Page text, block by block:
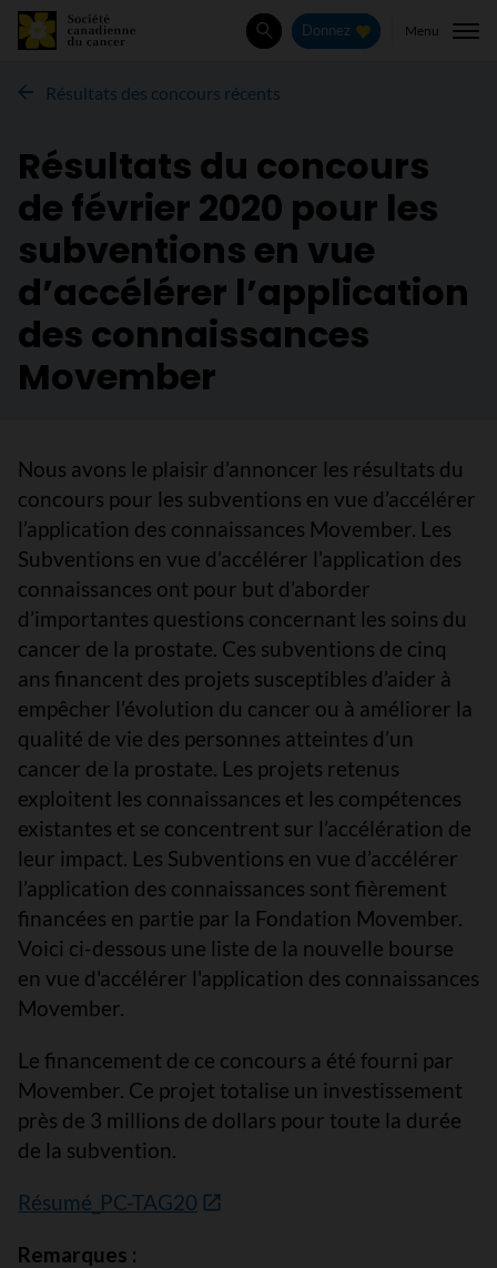
Rechercher
Donnez Menu
Résultats des concours récents
Résultats du concours
de février 2020 pour les
subventions en vue
d’accélérer l’application
des connaissances
Movember
Nous avons le plaisir d’annoncer les résultats du
concours pour les subventions en vue d’accélérer
l’application des connaissances Movember. Les
Subventions en vue d’accélérer l’application des
connaissances ont pour but d’aborder
d’importantes questions concernant les soins du
cancer de la prostate. Ces subventions de cinq
ans financent des projets susceptibles d’aider à
empêcher l’évolution du cancer ou à améliorer la
qualité de vie des personnes atteintes d’un
cancer de la prostate. Les projets retenus
exploitent les connaissances et les compétences
existantes et se concentrent sur l’accélération de
leur impact. Les Subventions en vue d’accélérer
l’application des connaissances sont fièrement
financées en partie par la Fondation Movember.
Voici ci-dessous une liste de la nouvelle bourse
en vue d'accélérer l'application des connaissances
Movember.
Le financement de ce concours a été fourni par
Movember. Ce projet totalise un investissement
près de 3 millions de dollars pour toute la durée
de la subvention.
Résumé_PC-TAG20
Remarques :